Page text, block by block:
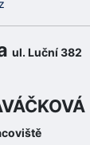
ul. Luční 382